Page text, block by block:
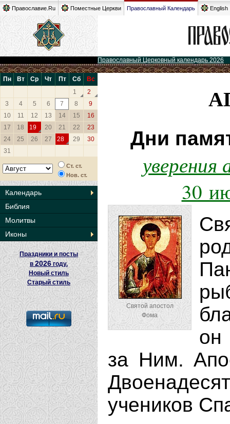
Православие.Ru Поместные Церкви Православный Календарь English
Православный Церковный календарь 2026
Пн Вт Ср Чт Пт Сб
Вс
1
2
3
4 5 6 7 8
9
10
11 12 13 14 15
16
17
18 19 20 21 22
23
24
25 26 27 28 29
30
31
Ст. ст.
Нов. ст.
Календарь
Библия
Молитвы
Иконы
Праздники и посты
в 2026 году.
Новый стиль
Старый стиль
Дни
30
Святой апостол
Фома
он
за Ним.
учеников